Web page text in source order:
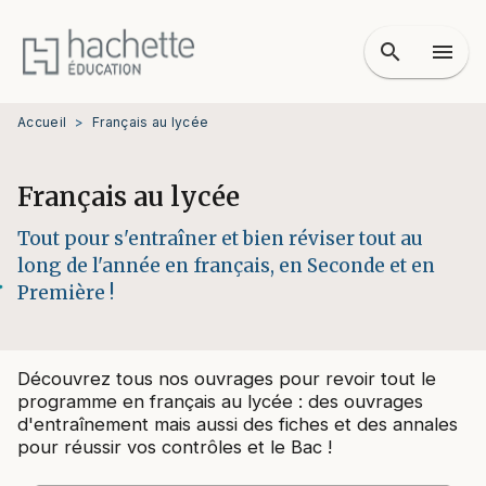
MENU RECHERCHE
PIED DE PAGE
search menu
Accueil > Français au lycée
Français au lycée
Tout pour s'entraîner et bien réviser tout au
long de l'année en français, en Seconde et en
Première !
Découvrez tous nos ouvrages pour revoir tout le
programme en français au lycée : des ouvrages
d'entraînement mais aussi des fiches et des annales
pour réussir vos contrôles et le Bac !